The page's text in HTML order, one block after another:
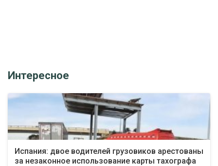
Интересное
Испания: двое водителей грузовиков арестованы
за незаконное использование карты тахографа